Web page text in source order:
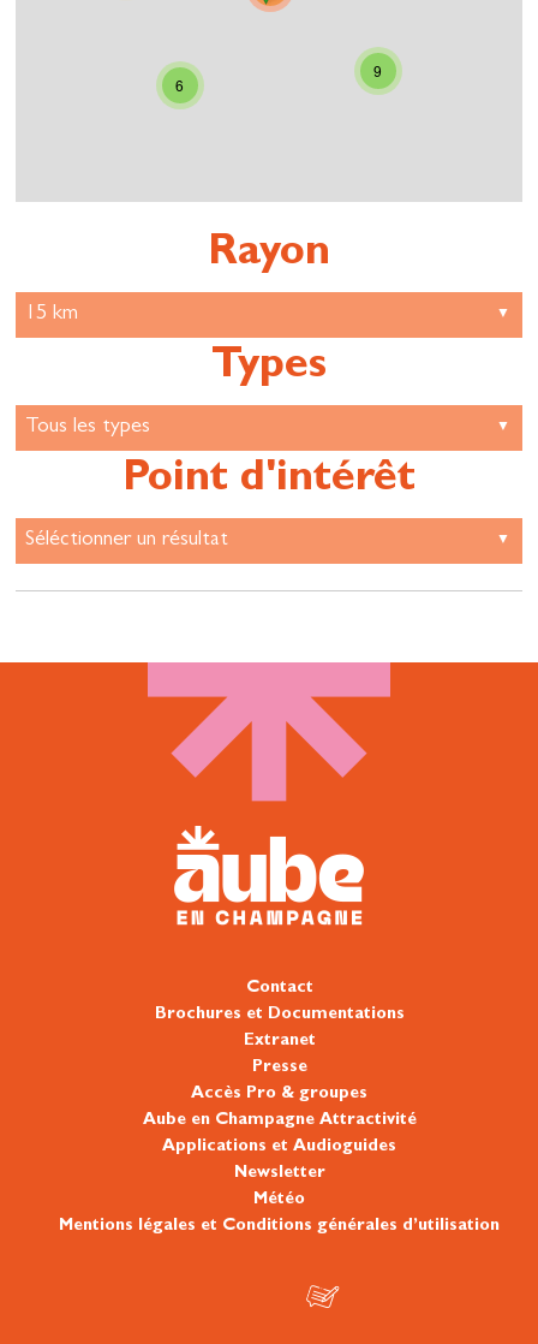
9
6
Rayon
Types
Point d'intérêt
Contact
Brochures et Documentations
Extranet
Presse
Accès Pro & groupes
Aube en Champagne Attractivité
Applications et Audioguides
Newsletter
Météo
Mentions légales et Conditions générales d’utilisation